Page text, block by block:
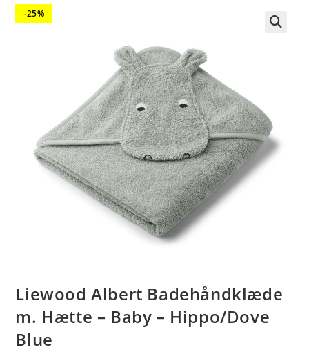
-25%
Liewood Albert Badehåndklæde
m. Hætte – Baby – Hippo/Dove
Blue